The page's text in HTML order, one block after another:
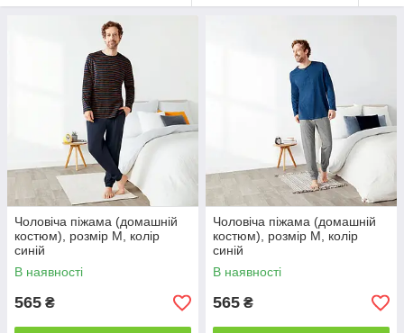
Чоловіча піжама (домашній
костюм), розмір M, колір
синій
В наявності
565 ₴
Чоловіча піжама (домашній
костюм), розмір M, колір
синій
В наявності
565 ₴